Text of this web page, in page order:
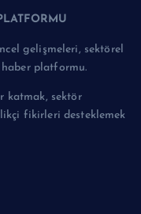
gelişmeleri, sektörel
platformu.
katmak, sektör
fikirleri desteklemek